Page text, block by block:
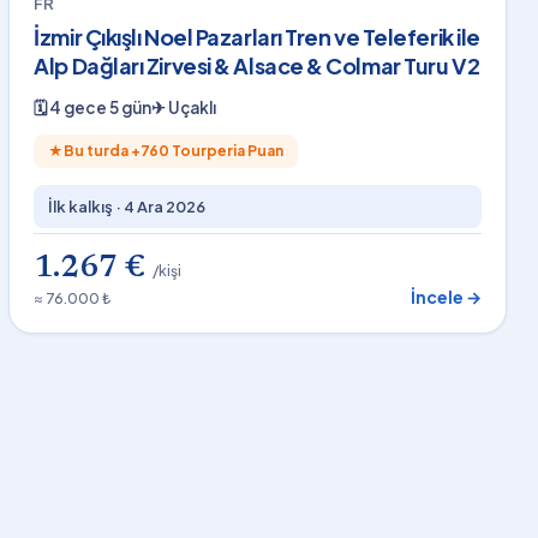
İzmir Çıkışlı Noel Pazarları Tren ve Teleferik ile
Alp Dağları Zirvesi & Alsace & Colmar Turu V2
🗓4 gece 5 gün✈Uçaklı
★ Bu turda +760 Tourperia Puan
İlk kalkış · 4 Ara 2026
1.267 € /kişi
≈ 76.000 ₺
İncele →